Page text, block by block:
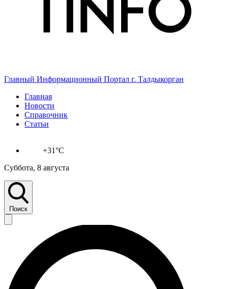
Главный Информационный Портал г. Талдыкорган
Главная
Новости
Справочник
Статьи
+31°C
Суббота, 8 августа
Поиск